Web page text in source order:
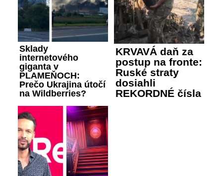
Sklady
internetového
giganta v
PLAMEŇOCH:
Prečo Ukrajina útočí
na Wildberries?
KRVAVÁ daň za
postup na fronte:
Ruské straty
dosiahli
REKORDNÉ čísla